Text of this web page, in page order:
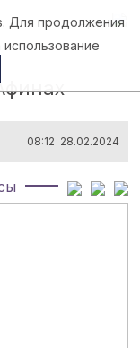
Афины
08:12 28.02.2024
Для продолжения